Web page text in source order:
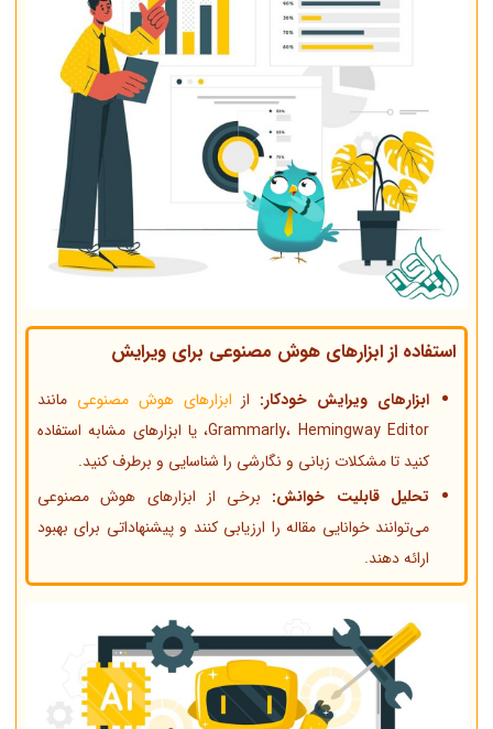
استفاده از ابزارهای هوش مصنوعی برای ویرایش
ابزارهای ویرایش خودکار: از ابزارهای هوش مصنوعی مانند
Grammarly، Hemingway Editor، یا ابزارهای مشابه استفاده
کنید تا مشکلات زبانی و نگارشی را شناسایی و برطرف کنید.
تحلیل قابلیت خوانش: برخی از ابزارهای هوش مصنوعی
می‌توانند خوانایی مقاله را ارزیابی کنند و پیشنهاداتی برای بهبود
ارائه دهند.